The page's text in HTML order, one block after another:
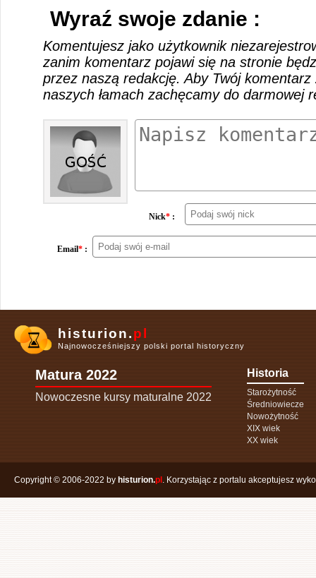
Wyraź swoje zdanie :
Komentujesz jako użytkownik
zanim komentarz pojawi się na stronie
przez naszą redakcję. Aby Twój
naszych łamach zachęcamy do darmowej
Nick* :
Email* :
histurion.pl
Najnowocześniejszy polski portal historyczny
Matura 2022
Nowoczesne kursy maturalne 2022
Historia
Starożytność
Średniowiecze
Nowożytność
XIX wiek
XX wiek
Copyright © 2006-2022 by histurion.pl . Korzystając z portalu akceptujesz